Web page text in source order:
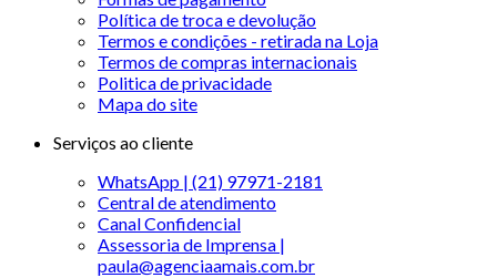
Política de troca e devolução
Termos e condições - retirada na Loja
Termos de compras internacionais
Politica de privacidade
Mapa do site
Serviços ao cliente
WhatsApp | (21) 97971-2181
Central de atendimento
Canal Confidencial
Assessoria de Imprensa |
paula@agenciaamais.com.br